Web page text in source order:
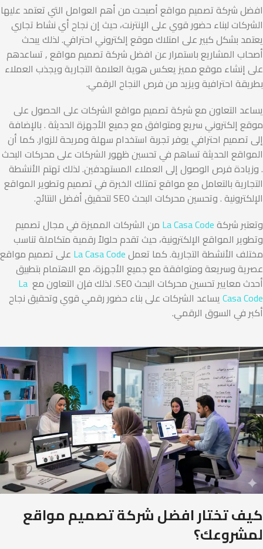
افضل شركة تصميم مواقع أصبحت من أهم العوامل التي تعتمد عليها
الشركات لبناء حضور قوي على الإنترنت، حيث إن نجاح أي نشاط تجاري
يعتمد بشكل كبير على امتلاك موقع إلكتروني احترافي. لذلك يبحث
أصحاب المشاريع باستمرار عن افضل شركة تصميم مواقع , تساعدهم
على إنشاء موقع مميز يعكس هوية العلامة التجارية ويجذب العملاء
بطريقة احترافية ويزيد من فرص النجاح الرقمي.
يساعد التعاون مع شركة تصميم مواقع الشركات على الحصول على
موقع إلكتروني سريع ومتوافق مع جميع الأجهزة الحديثة . بالإضافة
إلى تصميم احترافي يوفر تجربة استخدام سهلة ومريحة للزوار. كما أن
المواقع الحديثة تساهم في تحسين ظهور الشركات على محركات البحث
. وزيادة فرص الوصول إلى العملاء المستهدفين. لذلك تهتم الأنشطة
التجارية بالتعامل مع مواقع تمتلك الخبرة في تصميم وتطوير المواقع
الإلكترونية . وتحسين محركات البحث SEO لتحقيق أفضل النتائج.
وتعتبر شركةLa Casa Code من الشركات المميزة في مجال تصميم
وتطوير المواقع الإلكترونية، حيث تقدم حلولاً رقمية متكاملة تناسب
مختلف الأنشطة التجارية. كما تعملLa Casa Code على تصميم مواقع
عصرية وسريعة ومتوافقة مع جميع الأجهزة، مع الاهتمام بتطبيق
أحدث معايير تحسين محركات البحث SEO. لذلك فإن التعاون مع
La
Casa Code يساعد الشركات على بناء حضور رقمي قوي وتحقيق نجاح
أكبر في السوق الرقمي.
كيف تختار افضل شركة تصميم مواقع
لمشروعك؟